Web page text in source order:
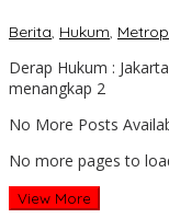
Berita, Hukum,
Derap Hukum :
menangkap 2
No More Posts
No more pages to
View More